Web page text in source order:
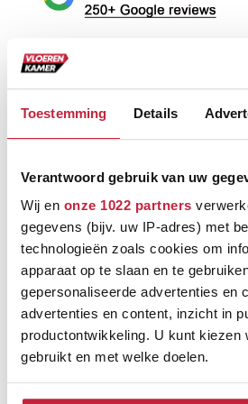
Toestemming Details
Verantwoord gebruik van uw
Wij en onze 1022 partners
gegevens (bijv. uw IP-adres) met
technologieën zoals cookies om
apparaat op te slaan en te
gepersonaliseerde advertenties en
advertenties en content, inzicht in
productontwikkeling. U kunt kiezen
gebruikt en met welke doelen.
Als u het toestaat, willen we ook
Ontdek de
merken